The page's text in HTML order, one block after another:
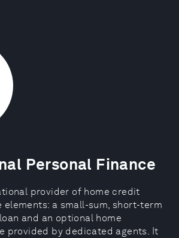
Personal Finance
provider of home credit
elements: a small-sum, short-term
and an optional home
provided by dedicated agents. It